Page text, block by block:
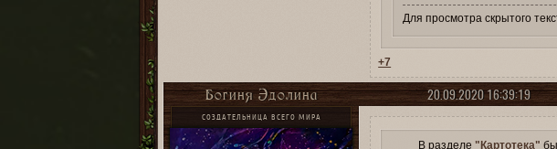
Для просмотра скрытого
+7
20.09.2020 16:39:19
Богиня Эдолина
СОЗДАТЕЛЬНИЦА ВСЕГО МИРА
В разделе "Картотека"